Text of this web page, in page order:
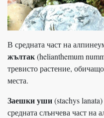
В средната част на
жълтак(helianthemum
тревисто растение,
места.
Заешки уши(stachys
средната слънчева част на